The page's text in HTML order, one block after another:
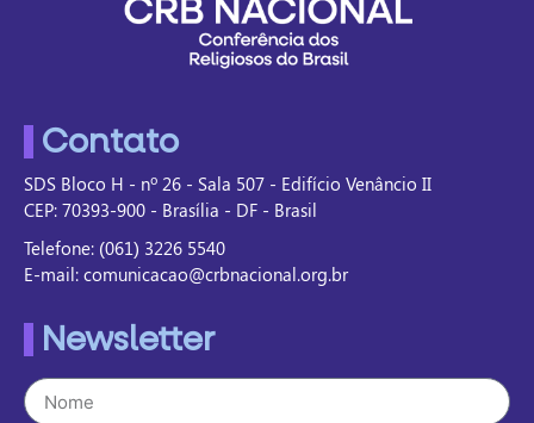
Contato
SDS Bloco H - nº 26 - Sala 507 - Edifício Venâncio II
CEP: 70393-900 - Brasília - DF - Brasil
Telefone: (061) 3226 5540
E-mail: comunicacao@crbnacional.org.br
Newsletter